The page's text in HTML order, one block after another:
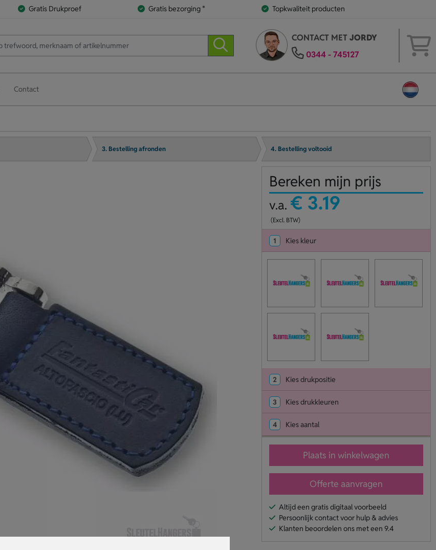
Gratis Drukproef Gratis bezorging * Topkwaliteit producten
CONTACT METJORDY
0344 - 745127
Contact
3. Bestelling afronden 4. Bestelling voltooid
Bereken mijn prijs
v.a. € 3.19
(Excl. BTW)
1 Kies kleur
2 Kies drukpositie
3 Kies drukkleuren
4 Kies aantal
Plaats in winkelwagen
Offerte aanvragen
Altijd een gratis digitaal voorbeeld
Persoonlijk contact voor hulp & advies
Klanten beoordelen ons met een 9.4